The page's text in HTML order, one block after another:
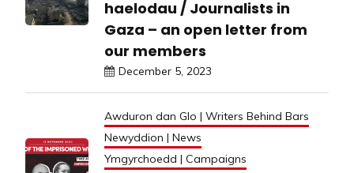
haelodau / Journalists in
Gaza – an open letter from
our members
December 5, 2023
Awduron dan Glo | Writers Behind Bars
Newyddion | News
Ymgyrchoedd | Campaigns